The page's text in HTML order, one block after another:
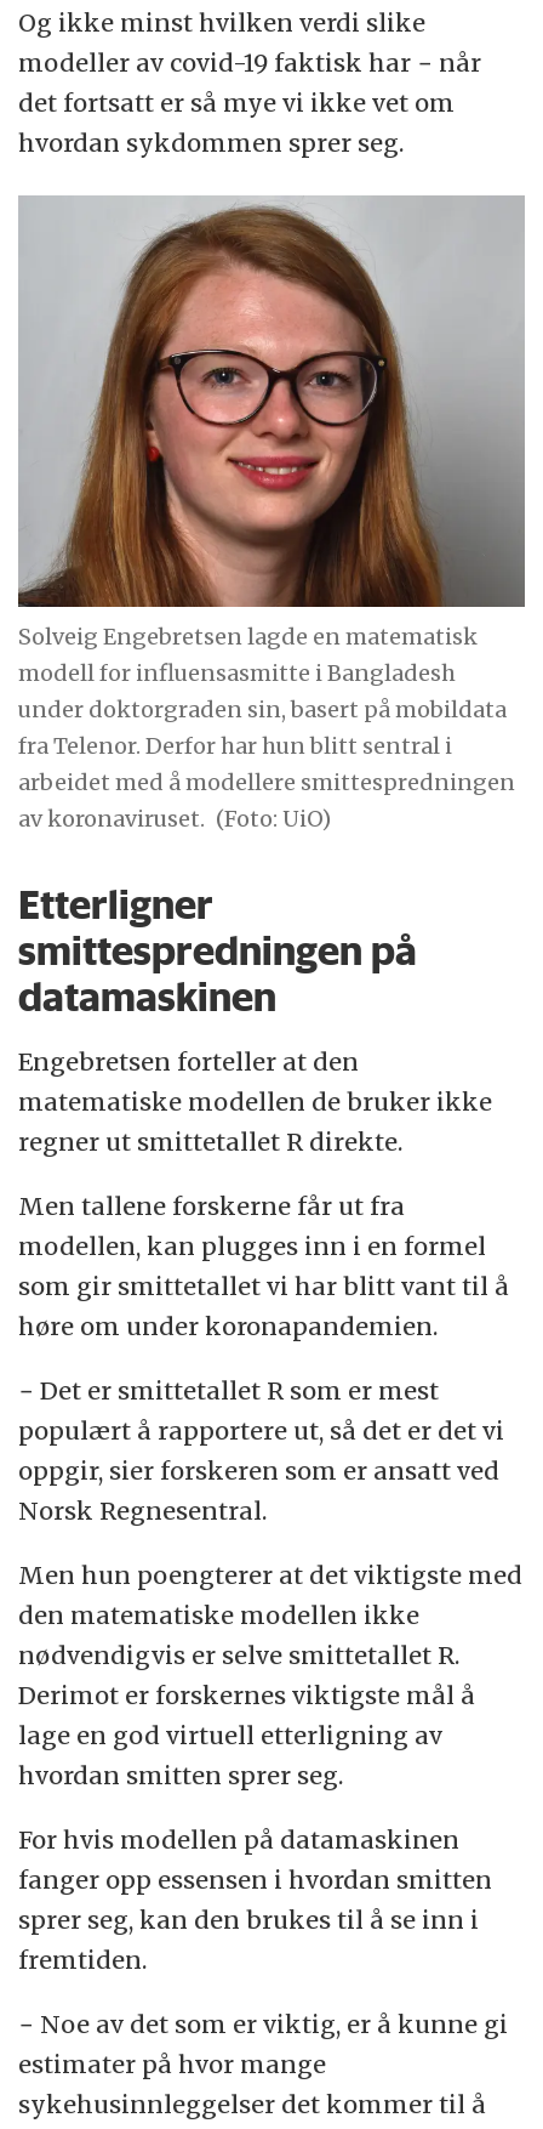
Og ikke minst hvilken verdi slike
modeller av covid-19 faktisk har − når
det fortsatt er så mye vi ikke vet om
hvordan sykdommen sprer seg.
Solveig Engebretsen lagde en matematisk
modell for influensasmitte i Bangladesh
under doktorgraden sin, basert på mobildata
fra Telenor. Derfor har hun blitt sentral i
arbeidet med å modellere smittespredningen
av koronaviruset. (Foto: UiO)
Etterligner
smittespredningen på
datamaskinen
Engebretsen forteller at den
matematiske modellen de bruker ikke
regner ut smittetallet R direkte.
Men tallene forskerne får ut fra
modellen, kan plugges inn i en formel
som gir smittetallet vi har blitt vant til å
høre om under koronapandemien.
− Det er smittetallet R som er mest
populært å rapportere ut, så det er det vi
oppgir, sier forskeren som er ansatt ved
Norsk Regnesentral.
Men hun poengterer at det viktigste med
den matematiske modellen ikke
nødvendigvis er selve smittetallet R.
Derimot er forskernes viktigste mål å
lage en god virtuell etterligning av
hvordan smitten sprer seg.
For hvis modellen på datamaskinen
fanger opp essensen i hvordan smitten
sprer seg, kan den brukes til å se inn i
fremtiden.
− Noe av det som er viktig, er å kunne gi
estimater på hvor mange
sykehusinnleggelser det kommer til å